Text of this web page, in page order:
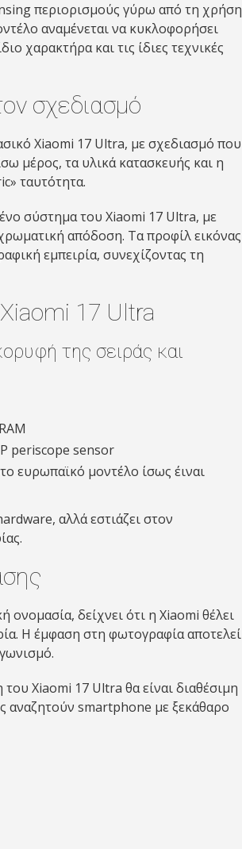
περιορισμούς γύρω από τη χρήση
αναμένεται να κυκλοφορήσει
χαρακτήρα και τις ίδιες τεχνικές
σχεδιασμό
Xiaomi 17 Ultra, με σχεδιασμό που
μέρος, τα υλικά κατασκευής και η
ταυτότητα.
σύστημα του Xiaomi 17 Ultra, με
απόδοση. Τα προφίλ εικόνας
εμπειρία, συνεχίζοντας τη
17 Ultra
της σειράς και
periscope sensor
ευρωπαϊκό μοντέλο ίσως έιναι
αλλά εστιάζει στον
δείχνει ότι η Xiaomi θέλει
Η έμφαση στη φωτογραφία αποτελεί
Xiaomi 17 Ultra θα είναι διαθέσιμη
αναζητούν smartphone με ξεκάθαρο